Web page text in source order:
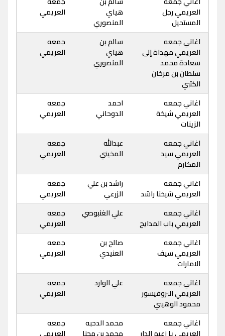
العريمي رجل
المستحيل
هياي
المنصوري
العريمي
اغاني جمعه
العريمي مهداة إلى
سعادة محمد
سلطان بن مرخان
الكتبي
سالم بن
هياي
المنصوري
جمعه
العريمي
اغاني جمعه
العريمي شيخة
الزينات
احمد
الدوحاني
جمعه
العريمي
اغاني جمعه
العريمي سيد
المكارم
عبدالله
المخيني
جمعه
العريمي
اغاني جمعه
العريمي شيخنا راشد
راشد بن علي
الزرعي
جمعه
العريمي
اغاني جمعه
العريمي باب المدايح
علي الغنبوصي
جمعه
العريمي
اغاني جمعه
العريمي سيف
الامارات
صالح بن
العنيدي
جمعه
العريمي
اغاني جمعه
العريمي البروفيسور
محمود الوهيبي
علي الوارد
جمعه
العريمي
اغاني جمعه
العريمي يا زعيم الدار
محمد الدحبه
محمد بن محنا
جمعه
العريمي